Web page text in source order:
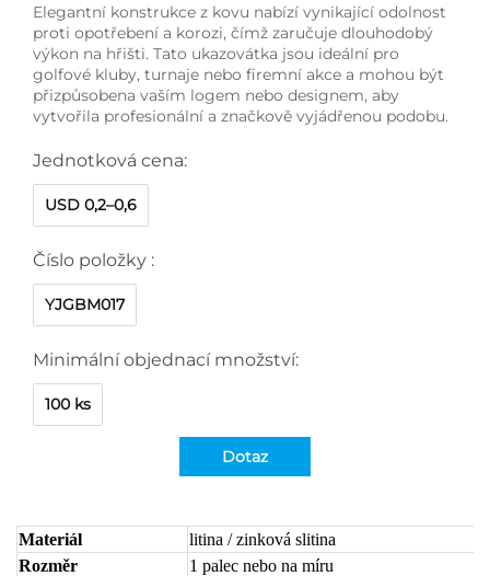
Elegantní konstrukce z kovu nabízí vynikající odolnost
proti opotřebení a korozi, čímž zaručuje dlouhodobý
výkon na hřišti. Tato ukazovátka jsou ideální pro
golfové kluby, turnaje nebo firemní akce a mohou být
přizpůsobena vaším logem nebo designem, aby
vytvořila profesionální a značkově vyjádřenou podobu.
Jednotková cena:
USD 0,2–0,6
Číslo položky :
YJGBM017
Minimální objednací množství:
100 ks
Dotaz
Materiál
litina / zinková slitina
Rozměr
1 palec nebo na míru